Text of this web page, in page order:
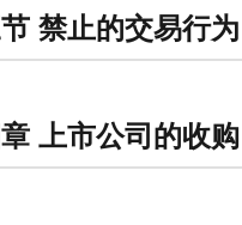
禁止的交易行为
上市公司的收购